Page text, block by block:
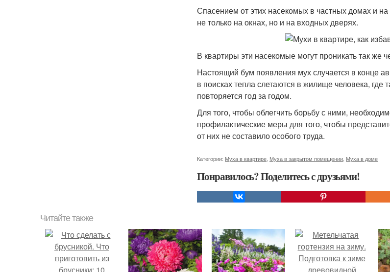
Спасением от этих насекомых в частных домах и
не только на окнах, но и на входных дверях.
В квартиры эти насекомые могут проникать так
Настоящий бум появления мух случается в конце
в поисках тепла слетаются в жилище человека,
повторяется год за годом.
Для того, чтобы облегчить борьбу с ними,
профилактические меры для того, чтобы
от них не составило особого труда.
Категории: Муха в квартире Муха в закрытом помещении Муха в доме
Понравилось? Поделитесь с друзьями!
Читайте также